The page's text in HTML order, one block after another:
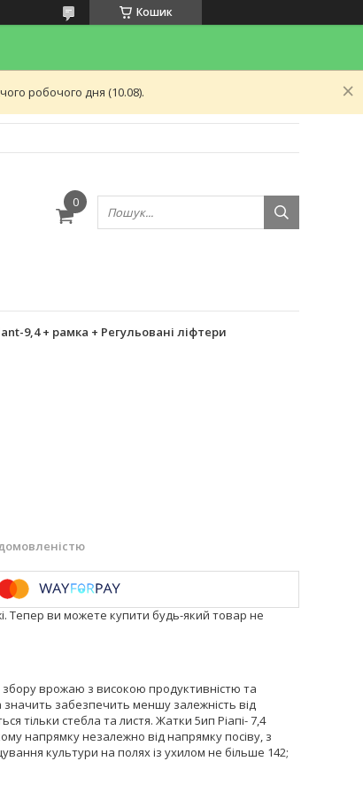
Кошик
робочого дня (10.08).
9,4 + рамка + Регульовані ліфтери
Тепер ви можете купити будь-який товар не
врожаю з високою продуктивністю та
забезпечить меншу залежність від
тільки стебла та листя. Жатки 5ип Ріапі- 7,4
напрямку незалежно від напрямку посіву, з
культури на полях із ухилом не більше 142;